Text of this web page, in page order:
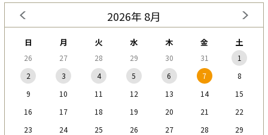
2026年 8月
日 月 火 水 木 金 土
26 27 28 29 30 31
1
2
3 4 5 6 7
8
9
10 11 12 13 14
15
16
17 18 19 20 21
22
23
24 25 26 27 28
29